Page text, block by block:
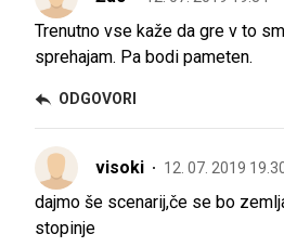
Trenutno vse kaže da gre v to
sprehajam. Pa bodi pameten.
ODGOVORI
visoki 12. 07. 2019
dajmo še scenarij,če se bo
stopinje